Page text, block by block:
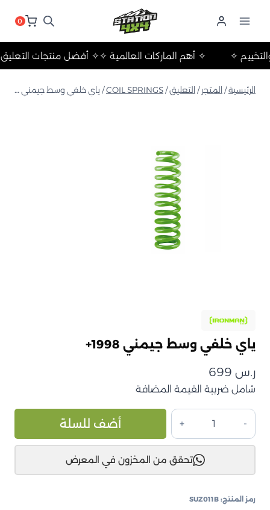
0
✧ أفضل منتجات✧ أهم الماركات العالمية ✧ والتخييم ✧
الرئيسية/ المتجر / التعليق/
COIL SPRINGS
/ ياي خلفي وسط جيمني 1998+
ياي خلفي وسط جيمني 1998+
ر.س
شامل ضريبة القيمة المضافة
كمية
ياي
خلفي
جيمني
أضف للسلة
تحقق من المخزون في المعرض
رمز المنتج: SUZ011B